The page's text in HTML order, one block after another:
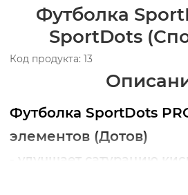
Футболка
SportDots
Код продукта: 13
Футболка SportDots
элементов (Дотов)
- улучшает сатурацию